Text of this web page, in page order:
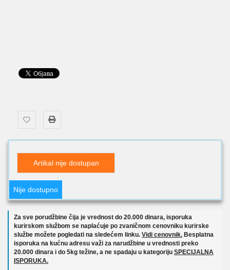
Artikal nije dostupan
Nije dostupno
Za sve porudžbine čija je vrednost do 20.000 dinara, isporuka
kurirskom službom se naplaćuje po zvaničnom cenovniku kurirske
službe možete pogledati na sledećem linku. Vidi cenovnik. Besplatna
isporuka na kućnu adresu važi za narudžbine u vrednosti preko
20.000 dinara i do 5kg težine, a ne spadaju u kategoriju SPECIJALNA
ISPORUKA.